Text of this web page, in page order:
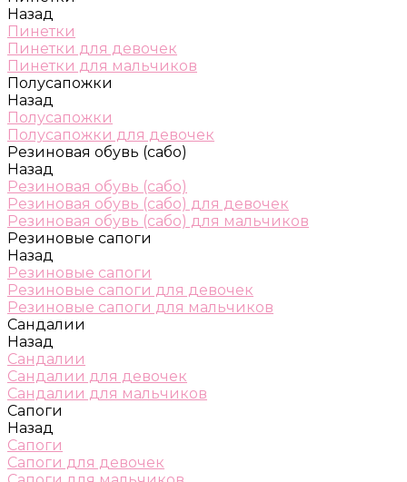
Назад
Пинетки
Пинетки для девочек
Пинетки для мальчиков
Полусапожки
Назад
Полусапожки
Полусапожки для девочек
Резиновая обувь (сабо)
Назад
Резиновая обувь (сабо)
Резиновая обувь (сабо) для девочек
Резиновая обувь (сабо) для мальчиков
Резиновые сапоги
Назад
Резиновые сапоги
Резиновые сапоги для девочек
Резиновые сапоги для мальчиков
Сандалии
Назад
Сандалии
Сандалии для девочек
Сандалии для мальчиков
Сапоги
Назад
Сапоги
Сапоги для девочек